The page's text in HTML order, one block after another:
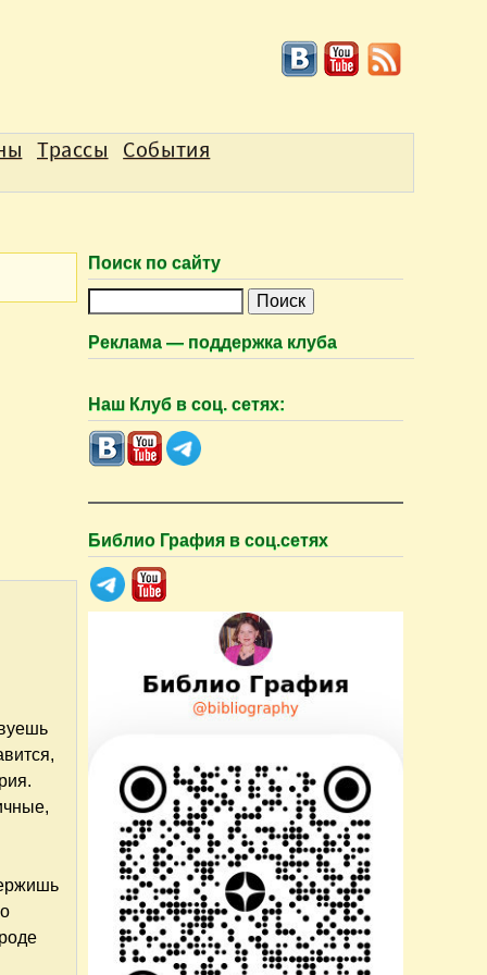
Трассы События
Поиск по сайту
и
к
Реклама — поддержка клуба
Наш Клуб в соц. сетях:
Библио Графия в соц.сетях